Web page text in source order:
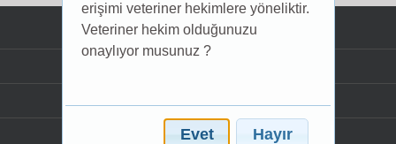
Çerezler
Yasal uyarı
erişimi veteriner hekimlere yöneliktir.
Veteriner hekim olduğunuzu
onaylıyor musunuz ?
Evet Hayır